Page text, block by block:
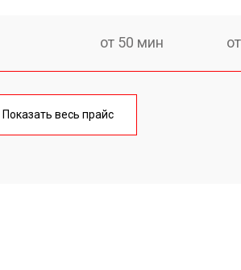
от 50 мин
от 90 мин
Показать весь прайс